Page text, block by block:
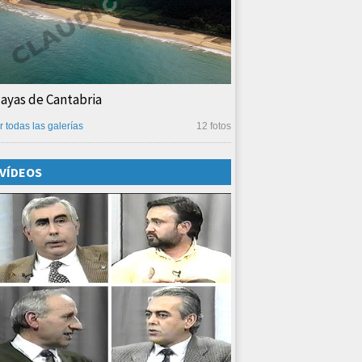
de Cantabria
12 fotos
todas las galerías
VÍDEOS